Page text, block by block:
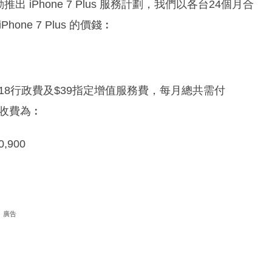
出 iPhone 7 Plus 服務計劃，我們以各台24個月合
7 Plus 的價錢︰
行政費及$39指定增值服務費，每月總共需付
費為︰
廣告